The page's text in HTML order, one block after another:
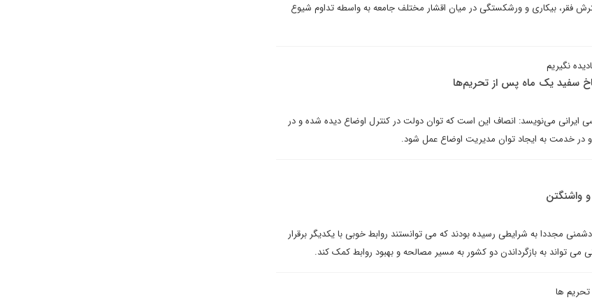
فقر، بیکاری و ورشکستگی در میان اقشار مختلف جامعه به واسطه تداوم شیوع
نگیریم
سفید یک ماه پس از تحریم‌ها
ایرانی می‌نویسد: انصاف این است که توان دولت در کنترل اوضاع دیده شده و در
در خدمت به ایجاد توان مدیریت اوضاع عمل شود.
واشنگتن
مجددا به شرایطی رسیده بودند که می توانستند روابط خوبی با یکدیگر برقرار
تواند به بازگرداندن دو کشور به مسیر مصالحه و بهبود روابط کمک کند.
تحریم ها